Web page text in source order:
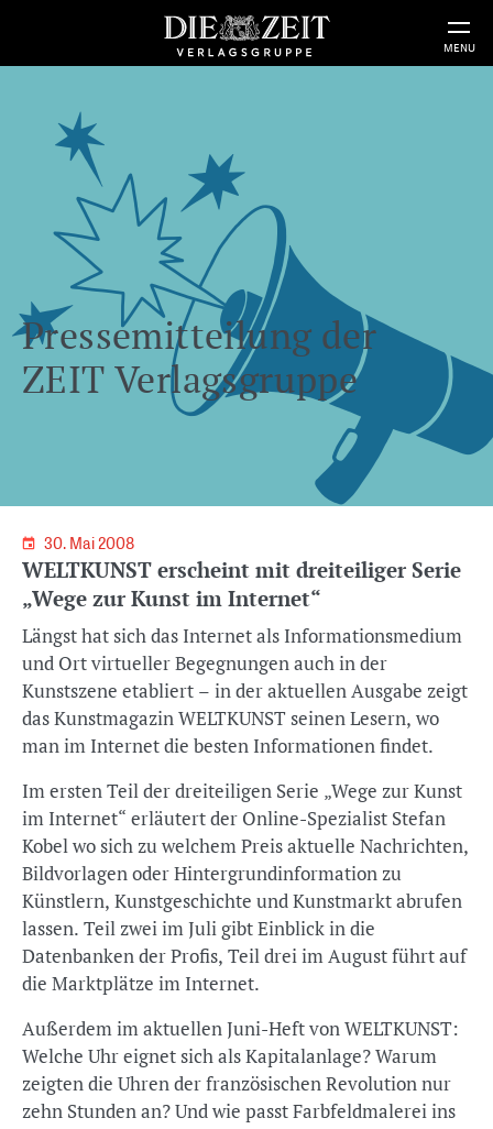
MENU
Pressemitteilung der
ZEIT Verlagsgruppe
30. Mai 2008
WELTKUNST erscheint mit dreiteiliger Serie
„Wege zur Kunst im Internet“
Längst hat sich das Internet als Informationsmedium
und Ort virtueller Begegnungen auch in der
Kunstszene etabliert – in der aktuellen Ausgabe zeigt
das Kunstmagazin WELTKUNST seinen Lesern, wo
man im Internet die besten Informationen findet.
Im ersten Teil der dreiteiligen Serie „Wege zur Kunst
im Internet“ erläutert der Online-Spezialist Stefan
Kobel wo sich zu welchem Preis aktuelle Nachrichten,
Bildvorlagen oder Hintergrundinformation zu
Künstlern, Kunstgeschichte und Kunstmarkt abrufen
lassen. Teil zwei im Juli gibt Einblick in die
Datenbanken der Profis, Teil drei im August führt auf
die Marktplätze im Internet.
Außerdem im aktuellen Juni-Heft von WELTKUNST:
Welche Uhr eignet sich als Kapitalanlage? Warum
zeigten die Uhren der französischen Revolution nur
zehn Stunden an? Und wie passt Farbfeldmalerei ins